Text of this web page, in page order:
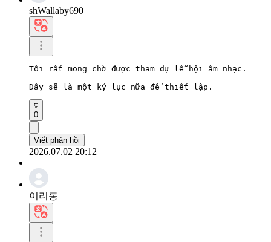
shWallaby690
Tôi rất mong chờ được tham dự lễ hội âm nhạc.
Đây sẽ là một kỷ lục nữa để thiết lập.
0
Viết phản hồi
2026.07.02 20:12
이리롱